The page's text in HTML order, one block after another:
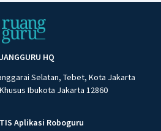
HQ
Selatan, Tebet, Kota Jakarta
Ibukota Jakarta 12860
Aplikasi Roboguru